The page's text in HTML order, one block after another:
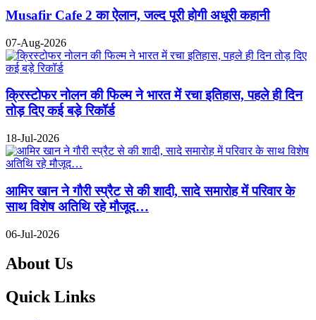
Musafir Cafe 2 का ऐलान, जल्द पूरी होगी अधूरी कहानी
07-Aug-2026
क्रिस्टोफर नोलन की फिल्म ने भारत में रचा इतिहास, पहले ही दिन
तोड़ दिए कई बड़े रिकॉर्ड
18-Jul-2026
आमिर खान ने गौरी स्प्रैट से की शादी, सादे समारोह में परिवार के
साथ विशेष अतिथि रहे मौजूद…
06-Jul-2026
About Us
Quick Links